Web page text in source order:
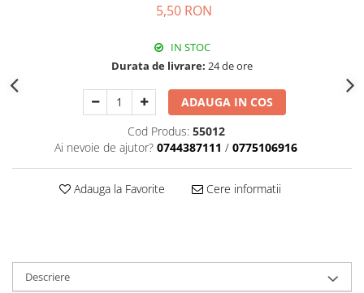
5,50 RON
IN STOC
Durata de livrare: 24 de ore
ADAUGA IN COS
Cod Produs: 55012
Ai nevoie de ajutor? 0744387111 / 0775106916
Adauga la Favorite Cere informatii
Descriere